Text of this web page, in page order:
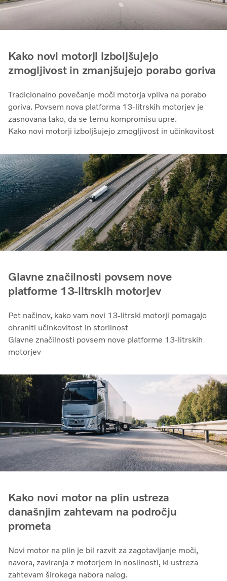
Kako novi motorji izboljšujejo
zmogljivost in zmanjšujejo porabo goriva
Tradicionalno povečanje moči motorja vpliva na porabo
goriva. Povsem nova platforma 13-litrskih motorjev je
zasnovana tako, da se temu kompromisu upre.
Kako novi motorji izboljšujejo zmogljivost in učinkovitost
Glavne značilnosti povsem nove
platforme 13-litrskih motorjev
Pet načinov, kako vam novi 13-litrski motorji pomagajo
ohraniti učinkovitost in storilnost
Glavne značilnosti povsem nove platforme 13-litrskih
motorjev
Kako novi motor na plin ustreza
današnjim zahtevam na področju
prometa
Novi motor na plin je bil razvit za zagotavljanje moči,
navora, zaviranja z motorjem in nosilnosti, ki ustreza
zahtevam širokega nabora nalog.